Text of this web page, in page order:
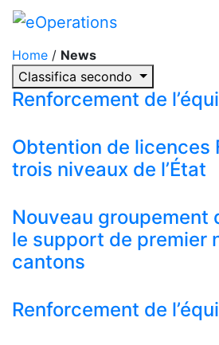
Home / News
Classifica secondo
Renforcement de
Obtention de licences
trois niveaux de l’État
Nouveau groupement
le support de premier
cantons
Renforcement de